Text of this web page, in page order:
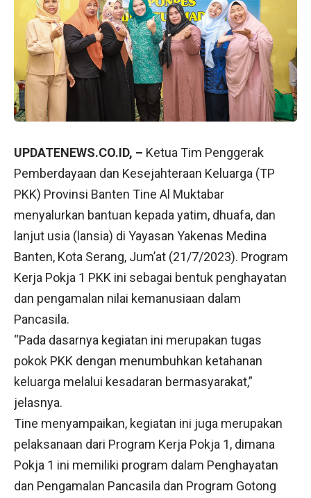
UPDATENEWS.CO.ID, – Ketua Tim Penggerak
Pemberdayaan dan Kesejahteraan Keluarga (TP
PKK) Provinsi Banten Tine Al Muktabar
menyalurkan bantuan kepada yatim, dhuafa, dan
lanjut usia (lansia) di Yayasan Yakenas Medina
Banten, Kota Serang, Jum’at (21/7/2023). Program
Kerja Pokja 1 PKK ini sebagai bentuk penghayatan
dan pengamalan nilai kemanusiaan dalam
Pancasila.
“Pada dasarnya kegiatan ini merupakan tugas
pokok PKK dengan menumbuhkan ketahanan
keluarga melalui kesadaran bermasyarakat,”
jelasnya.
Tine menyampaikan, kegiatan ini juga merupakan
pelaksanaan dari Program Kerja Pokja 1, dimana
Pokja 1 ini memiliki program dalam Penghayatan
dan Pengamalan Pancasila dan Program Gotong